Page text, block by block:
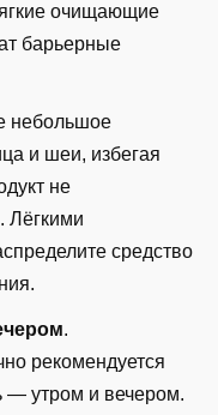
очищающие
барьерные
небольшое
и шеи, избегая
не
Лёгкими
средство
.
рекомендуется
— утром и вечером.